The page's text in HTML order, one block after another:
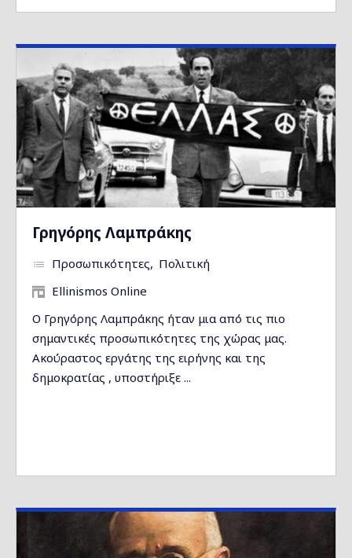
Γρηγόρης Λαμπράκης
Προσωπικότητες
Πολιτική
Ellinismos Online
Ο Γρηγόρης Λαμπράκης ήταν μια από τις πιο
σημαντικές προσωπικότητες της χώρας μας.
Ακούραστος εργάτης της ειρήνης και της
δημοκρατίας , υποστήριξε ...